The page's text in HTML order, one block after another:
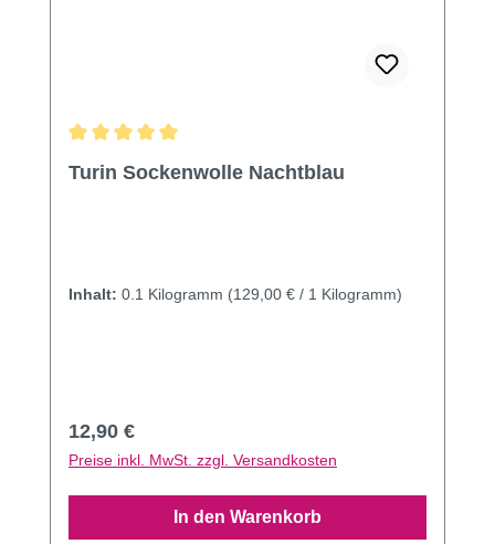
Turin Sockenwolle Nachtblau
Inhalt: 0.1 Kilogramm (129,00 € / 1 Kilogramm)
Regulärer Preis:
12,90 €
Preise inkl. MwSt. zzgl. Versandkosten
In den Warenkorb